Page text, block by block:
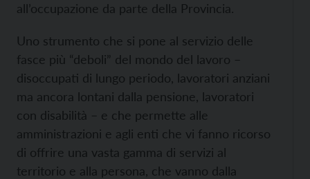
all’occupazione da parte della Provincia.
Uno strumento che si pone al servizio delle
fasce più “deboli” del mondo del lavoro –
disoccupati di lungo periodo, lavoratori anziani
ma ancora lontani dalla pensione, lavoratori
con disabilità – e che permette alle
amministrazioni e agli enti che vi fanno ricorso
di offrire una vasta gamma di servizi al
territorio e alla persona, che vanno dalla